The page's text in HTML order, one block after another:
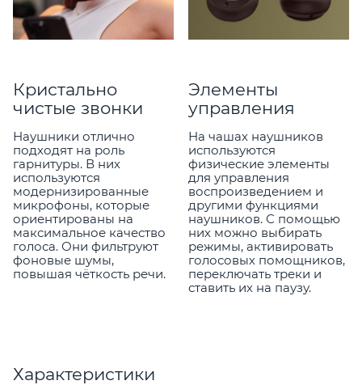
Кристально
чистые звонки
Наушники отлично
подходят на роль
гарнитуры. В них
используются
модернизированные
микрофоны, которые
ориентированы на
максимальное качество
голоса. Они фильтруют
фоновые шумы,
повышая чёткость речи.
Элементы
управления
На чашах наушников
используются
физические элементы
для управления
воспроизведением и
другими функциями
наушников. С помощью
них можно выбирать
режимы, активировать
голосовых помощников,
переключать треки и
ставить их на паузу.
Характеристики